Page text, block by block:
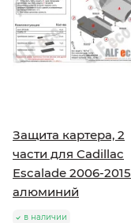
Защита картера, 2
части для Cadillac
Escalade 2006-2015
алюминий
в наличии